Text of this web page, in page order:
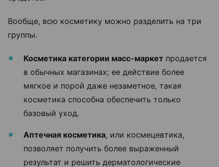
Вообще, всю косметику можно разделить на три
группы.
Косметика категории масс-маркет продается
в обычных магазинах; ее действие более
мягкое и порой даже незаметное, такая
косметика способна обеспечить только
базовый уход.
Аптечная косметика, или космецевтика,
позволяет получить более выраженный
результат и решить дерматологические